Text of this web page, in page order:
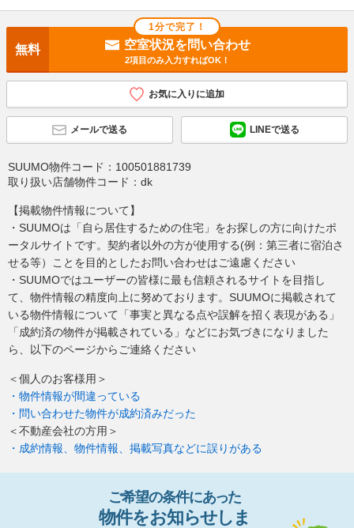
1分で完了！
無料 空室状況を問い合わせ
2項目のみ入力すればOK！
お気に入りに追加
メールで送る LINEで送る
SUUMO物件コード： 100501881739
取り扱い店舗物件コード： dk
【掲載物件情報について】
・SUUMOは「自ら居住するための住宅」をお探しの方に向けたポ
ータルサイトです。契約者以外の方が使用する(例：第三者に宿泊さ
せる等）ことを目的としたお問い合わせはご遠慮ください
・SUUMOではユーザーの皆様に最も信頼されるサイトを目指し
て、物件情報の精度向上に努めております。SUUMOに掲載されて
いる物件情報について「事実と異なる点や誤解を招く表現がある」
「成約済の物件が掲載されている」などにお気づきになりました
ら、以下のページからご連絡ください
＜個人のお客様用＞
・物件情報が間違っている
・問い合わせた物件が成約済みだった
＜不動産会社の方用＞
・成約情報、物件情報、掲載写真などに誤りがある
ご希望の条件にあった
物件をお知らせし ま